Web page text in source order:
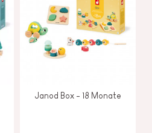
Janod Box - 18 Monate